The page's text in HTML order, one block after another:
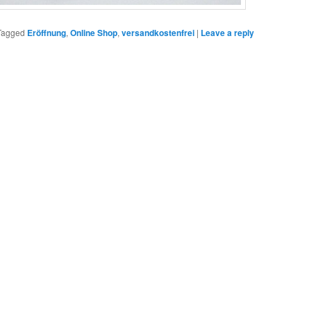
Eröffnung, Online Shop, versandkostenfrei | Leave a reply